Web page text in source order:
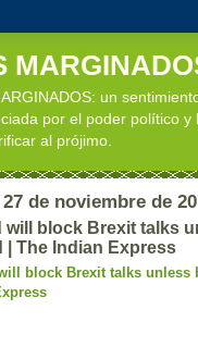
un
por el poder político
al prójimo.
de noviembre de
will block Brexit talks
| The Indian Express
block Brexit talks unless